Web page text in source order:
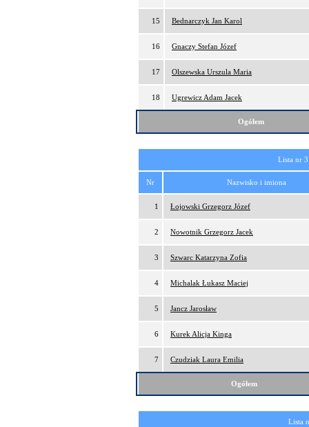
15 Bednarczyk Jan Karol
16 Gnaczy Stefan Józef
17 Olszewska Urszula Maria
18 Ugrewicz Adam Jacek
Ogółem
Lista nr
Nr Nazwisko i imiona
1 Łojowski Grzegorz Józef
2 Nowotnik Grzegorz Jacek
3 Szwarc Katarzyna Zofia
4 Michalak Łukasz Maciej
5 Jancz Jarosław
6 Kurek Alicja Kinga
7 Czudziak Laura Emilia
Ogółem
Lista